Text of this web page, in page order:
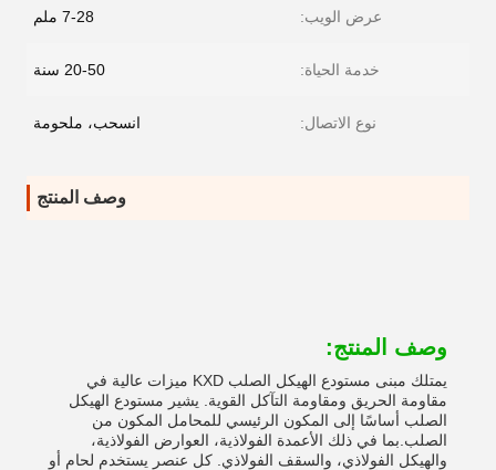
عرض الويب: 7-28 ملم
خدمة الحياة: 20-50 سنة
نوع الاتصال: انسحب، ملحومة
وصف المنتج
وصف المنتج:
يمتلك مبنى مستودع الهيكل الصلب KXD ميزات عالية في
مقاومة الحريق ومقاومة التآكل القوية. يشير مستودع الهيكل
الصلب أساسًا إلى المكون الرئيسي للمحامل المكون من
الصلب.بما في ذلك الأعمدة الفولاذية، العوارض الفولاذية،
والهيكل الفولاذي، والسقف الفولاذي. كل عنصر يستخدم لحام أو